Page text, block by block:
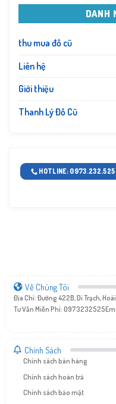
DANH
thu mua đồ cũ
Liên hệ
Giới thiệu
Thanh Lý Đồ Cũ
HOTLINE: 0973.232.525
Về Chúng Tôi
Địa Chỉ: Đường 422B, Di Trạch,
Tư Vấn Miễn Phí: 0973232525
Chính Sách
Chính sách bán hàng
Chính sách hoàn trả
Chính sách bảo mật